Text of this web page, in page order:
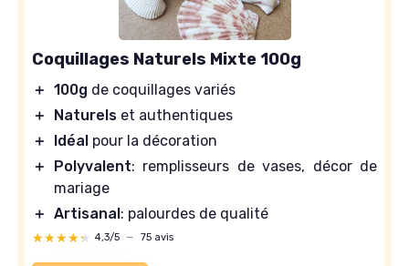
Coquillages Naturels Mixte 100g
＋ 100g de coquillages variés
＋
Naturels et authentiques
＋
Idéal pour la décoration
＋
Polyvalent: remplisseurs de vases, décor de
mariage
＋ Artisanal: palourdes de qualité
★★★★★
★★★★★ 4,3/5 — 75 avis